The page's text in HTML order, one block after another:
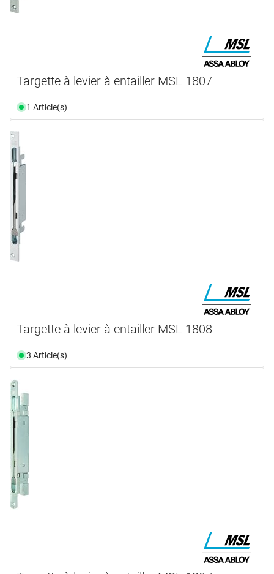
Targette à levier à entailler MSL 1807
1 Article(s)
Targette à levier à entailler MSL 1808
3 Article(s)